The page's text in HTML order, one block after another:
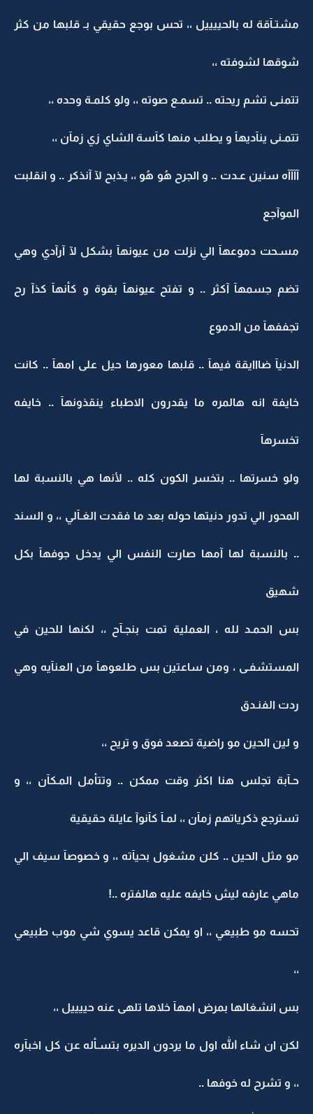
مشتـآقة له بالحييييل ،، تحس بوجع حقيقي بـ قلبها من كثر
شوقها لشوفته ،،
تتمنـى تشم ريحته .. تسمـع صوته ،، ولو كلمـة وحده ،،
تتمـنى ينآديهآ و يطلب منها كآسة الشاي زي زمآن ،،
آآآآه سنين عـدت .. و الجرح هُو هُو ،، يـذبح لآ آنذكر .. و انقلبت
الموآجع
مسـحت دموعهآ الي نزلت من عيونهآ بشكل لآ آرآدي وهي
تضم جسمهآ آكثر .. و تفتح عيونهآ بقوة و كأنهآ كذآ رح
تجففهآ من الدموع
الدنيآ ضااايقة فيهآ .. قلبها معورها حيل على امهآ .. كانت
خايفة انه هالمره ما يقدرون الاطباء ينقذونهآ .. خايفه
تخسرهآ
ولو خسرتها .. بتخسر الكون كله .. لأنها هي بالنسبة لها
المحور الي تدور دنيتها حوله بعد ما فقدت الغـآلي ،، و السند
.. بالنسبة لها آمها صارت النفس الي يدخل جوفهآ بكل
شهيق
بس الحمـد لله ، العملية تمت بنجـآح ،، لكنها للحين في
المستشفـى ، ومن ساعتين بس طلعوهآ من العنآيه وهي
ردت الفنـدق
و لين الحين مو راضية تصعد فوق و تريح ،،
حـآبة تجلس هنا اكثر وقت ممكن .. وتتأمل المـكآن ،، و
تسترجع ذكرياتهم زمآن ،، لمـآ كآنوآ عايلة حقيقية
مو مثل الحين .. كلن مشغول بحيآته ،، و خصوصآ سيف الي
ماهي عارفه ليش خايفه عليه هالفتره ..!
تحسه مو طبيعي ،، او يمكن قاعد يسوي شي موب طبيعي
،،
بس انشغالها بمرض امهآ خلاها تلهى عنه حييييل ،،
لكن ان شاء الله اول ما يردون الديره بتسـأله عن كل اخبآره
،، و تشرح له خوفها ..